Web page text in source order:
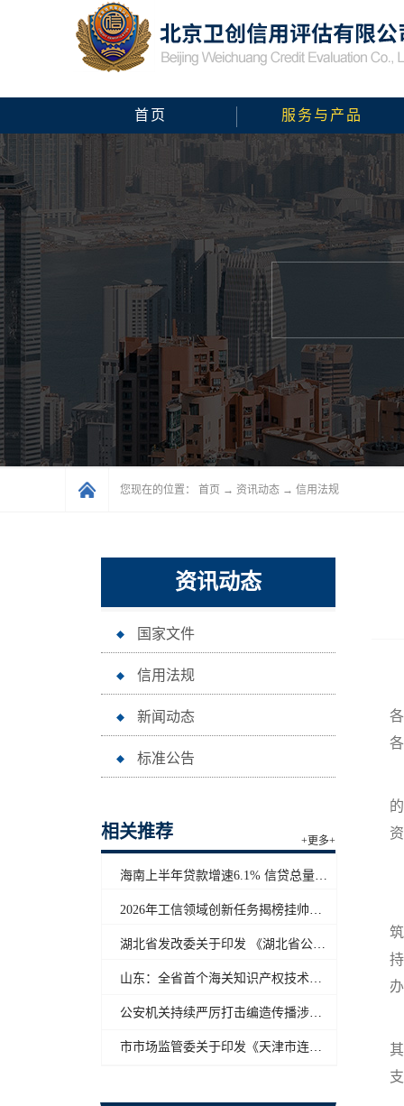
首页 服务与产品
您现在的位置： 首页 → 资讯动态 → 信用法规
资讯动态
国家文件
信用法规
新闻动态
标准公告
相关推荐 +更多+
海南上半年贷款增速6.1% 信贷总量保持合理平稳增长
2026年工信领域创新任务揭榜挂帅工作启动
湖北省发改委关于印发 《湖北省公共信用信息目录（2026年版）》的通知
山东：全省首个海关知识产权技术调查官制度落地济南自贸片区
公安机关持续严厉打击编造传播涉汛涉灾网络谣言
市市场监管委关于印发《天津市连锁企业食品经营许可“先证后核”信用承诺审批实施办法》的通知